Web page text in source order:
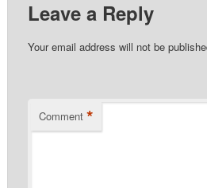
Leave a Reply
Your email address will not be
Comment *